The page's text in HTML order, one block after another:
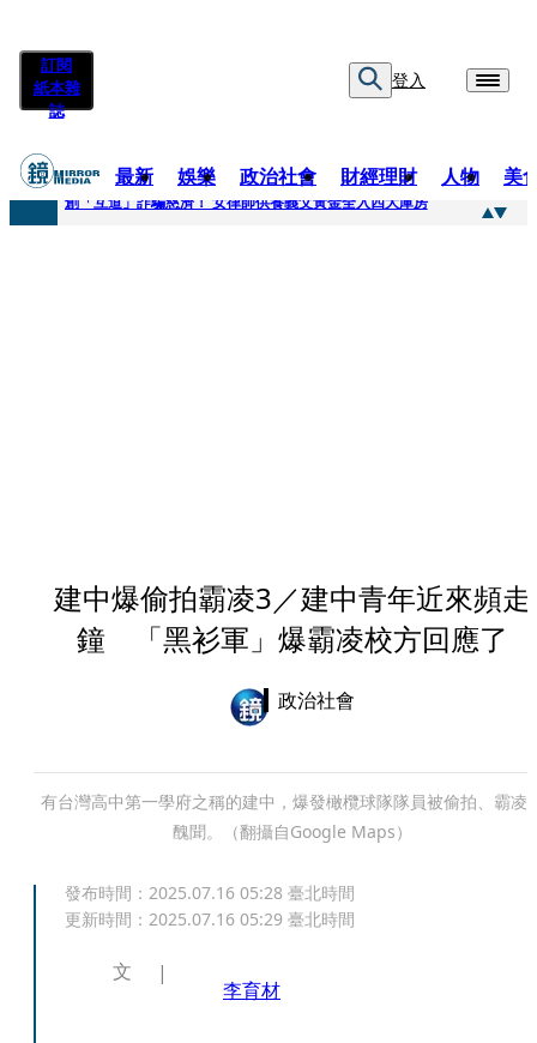
訂閱
紙本雜
誌
登入
最新 娛樂 政治社會 財經理財 人物 美
快訊
創「互道」詐騙慈濟！ 女律師供養義父黃金全入四大庫房
建中爆偷拍霸凌3／建中青年近來頻走
鐘 「黑衫軍」爆霸凌校方回應了
政治社會
有台灣高中第一學府之稱的建中，爆發橄欖球隊隊員被偷拍、霸凌
醜聞。（翻攝自Google Maps）
發布時間： 2025.07.16 05:28 臺北時間
更新時間： 2025.07.16 05:29 臺北時間
文
李育材